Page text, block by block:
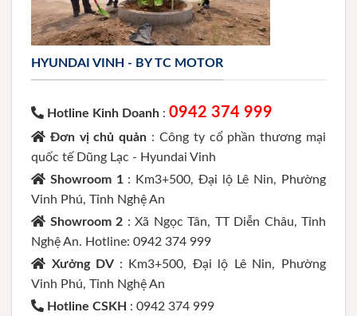
HYUNDAI VINH - BY TC MOTOR
Hotline Kinh Doanh : 0942 374 999
Đơn vị chủ quản : Công ty cổ phần thương mại
quốc tế Dũng Lạc - Hyundai Vinh
Showroom 1 : Km3+500, Đại lộ Lê Nin, Phường
Vinh Phú, Tỉnh Nghệ An
Showroom 2 : Xã Ngọc Tân, TT Diễn Châu, Tỉnh
Nghệ An. Hotline: 0942 374 999
Xưởng DV : Km3+500, Đại lộ Lê Nin, Phường
Vinh Phú, Tỉnh Nghệ An
Hotline CSKH : 0942 374 999